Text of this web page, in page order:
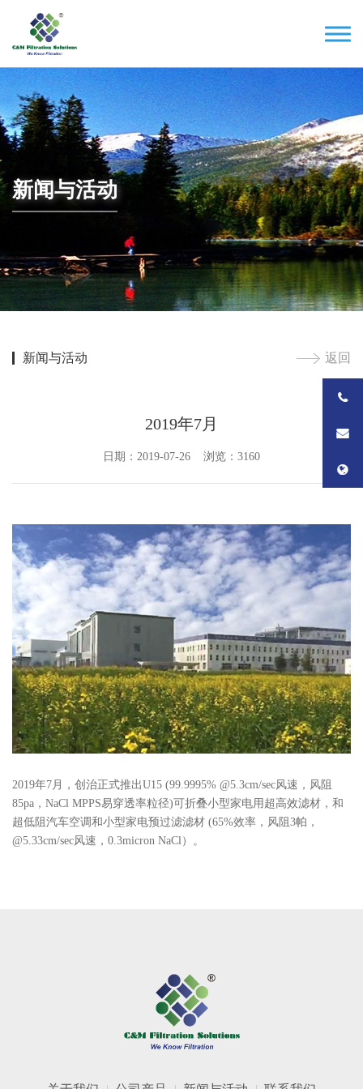
新闻与活动
新闻与活动 返回
2019年7月
日期：2019-07-26 浏览：3160
2019年7月，创治正式推出U15 (99.9995% @5.3cm/sec风速，风阻
85pa ， NaCl MPPS易穿透率粒径)可折叠小型家电用超高效滤材，和
超低阻汽车空调和小型家电预过滤滤材 (65%效率，风阻 3帕，
@5.33cm/sec风速， 0.3micron NaCl）。